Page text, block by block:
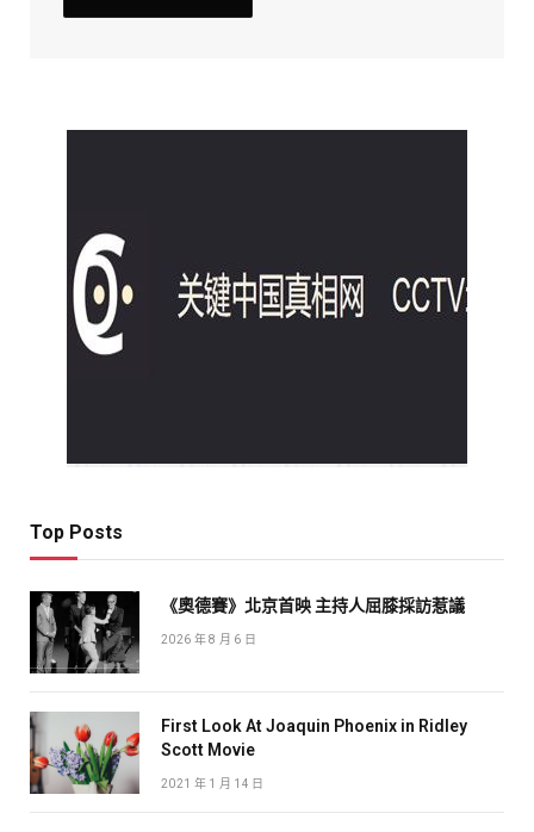
Top Posts
《奧德賽》北京首映 主持人屈膝採訪惹議
2026 年 8 月 6 日
First Look At Joaquin Phoenix in Ridley
Scott Movie
2021 年 1 月 14 日